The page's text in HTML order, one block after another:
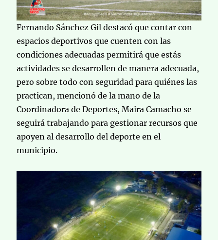
Fernando Sánchez Gil destacó que contar con
espacios deportivos que cuenten con las
condiciones adecuadas permitirá que estás
actividades se desarrollen de manera adecuada,
pero sobre todo con seguridad para quiénes las
practican, mencionó de la mano de la
Coordinadora de Deportes, Maira Camacho se
seguirá trabajando para gestionar recursos que
apoyen al desarrollo del deporte en el
municipio.